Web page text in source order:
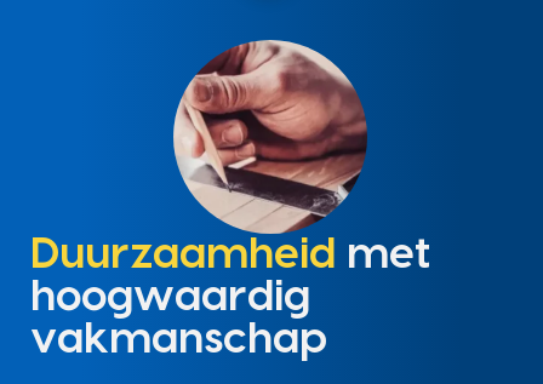
Duurzaamheid met
hoogwaardig
vakmanschap